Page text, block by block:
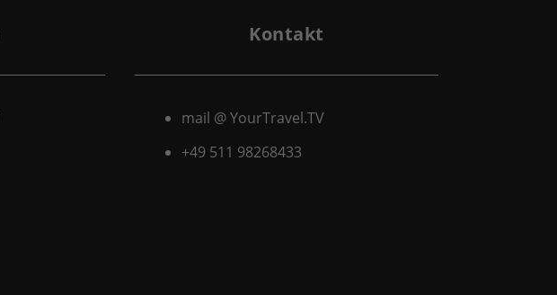
Kontakt
mail @ YourTravel.TV
+49 511 98268433